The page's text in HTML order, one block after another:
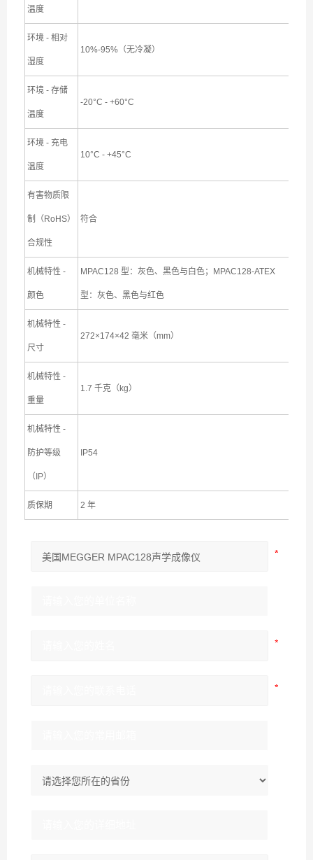
温度
环境 - 相对
湿度
10%-95%（无冷凝）
环境 - 存储
温度
-20°C - +60°C
环境 - 充电
温度
10°C - +45°C
有害物质限
制（RoHS）
合规性
符合
机械特性 -
颜色
MPAC128 型：灰色、黑色与白色；MPAC128-ATEX
型：灰色、黑色与红色
机械特性 -
尺寸
272×174×42 毫米（mm）
机械特性 -
重量
1.7 千克（kg）
机械特性 -
防护等级
（IP）
IP54
质保期 2 年